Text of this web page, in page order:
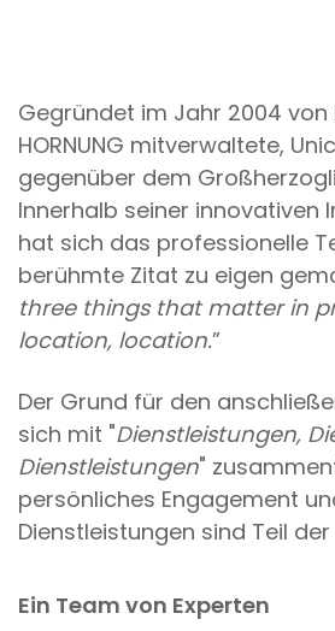
Gegründet im Jahr 2004 von
HORNUNG mitverwaltete,
gegenüber dem
Innerhalb seiner innovativen
hat sich das professionelle
berühmte Zitat zu eigen
three things that matter in
location, location.”
Der Grund für den
sich mit "Dienstleistungen,
Dienstleistungen"
persönliches Engagement
Dienstleistungen sind Teil der
Ein Team von Experten